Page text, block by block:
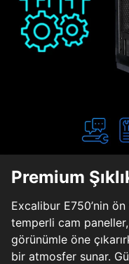
Premium
Excalibur E750’nin
temperli cam
görünümle öne
bir atmosfer sunar.